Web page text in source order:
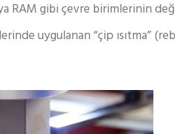
RAM gibi çevre birimlerinin
uygulanan “çip ısıtma”